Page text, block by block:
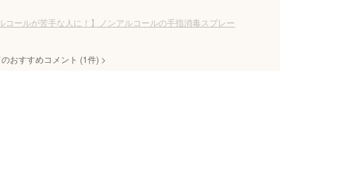
コールが苦手な人に！】ノンアルコールの手指消毒スプレー
おすすめコメント (1件) >